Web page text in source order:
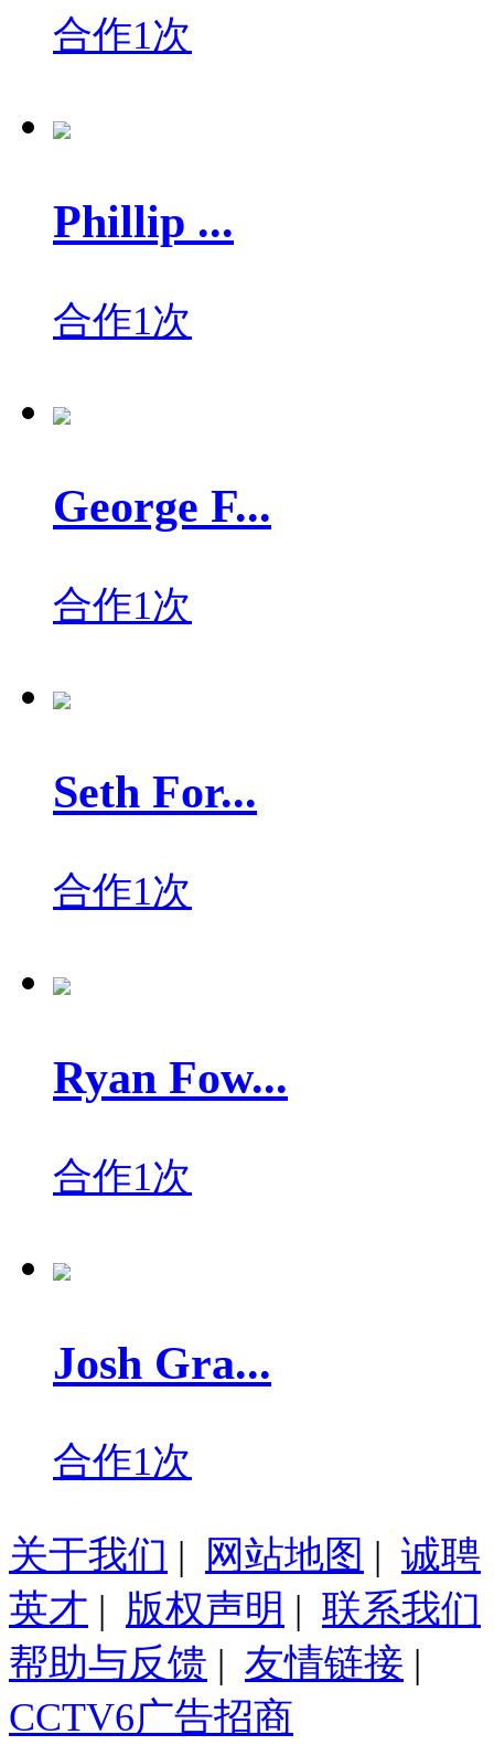
合作1次
Phillip ...
合作1次
George F...
合作1次
Seth For...
合作1次
Ryan Fow...
合作1次
Josh Gra...
合作1次
关于我们 | 网站地图 | 诚聘
英才 | 版权声明 | 联系我们
帮助与反馈 | 友情链接 |
CCTV6广告招商